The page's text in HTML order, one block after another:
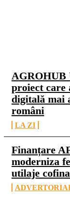
AGROHUB
proiect care
digitală mai
români
LA ZI
Finanțare
moderniza
utilaje